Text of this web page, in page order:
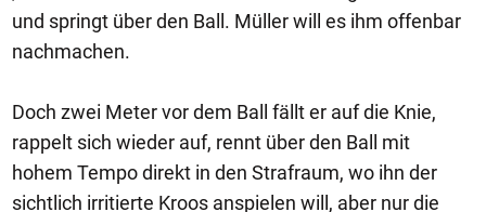
und springt über den Ball. Müller will es ihm offenbar
nachmachen.
Doch zwei Meter vor dem Ball fällt er auf die Knie,
rappelt sich wieder auf, rennt über den Ball mit
hohem Tempo direkt in den Strafraum, wo ihn der
sichtlich irritierte Kroos anspielen will, aber nur die